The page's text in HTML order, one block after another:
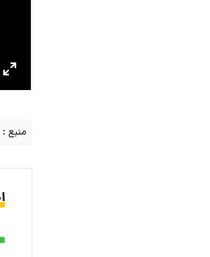
منبع :